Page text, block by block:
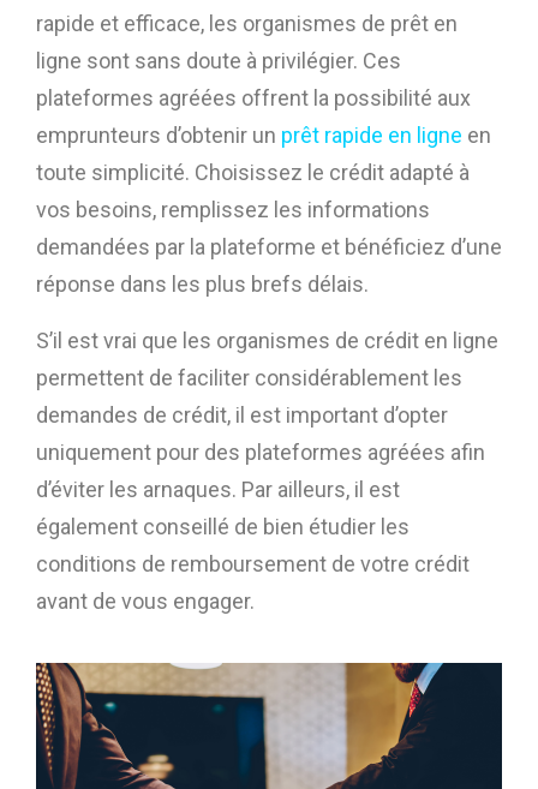
rapide et efficace, les organismes de prêt en
ligne sont sans doute à privilégier. Ces
plateformes agréées offrent la possibilité aux
emprunteurs d’obtenir un prêt rapide en ligne en
toute simplicité. Choisissez le crédit adapté à
vos besoins, remplissez les informations
demandées par la plateforme et bénéficiez d’une
réponse dans les plus brefs délais.
S’il est vrai que les organismes de crédit en ligne
permettent de faciliter considérablement les
demandes de crédit, il est important d’opter
uniquement pour des plateformes agréées afin
d’éviter les arnaques. Par ailleurs, il est
également conseillé de bien étudier les
conditions de remboursement de votre crédit
avant de vous engager.